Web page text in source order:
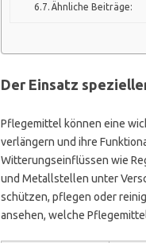
Ähnliche Beiträge:
Der Einsatz
Pflegemittel können eine
verlängern und ihre
Witterungseinflüssen wie
und Metallstellen unter
schützen, pflegen oder
ansehen, welche